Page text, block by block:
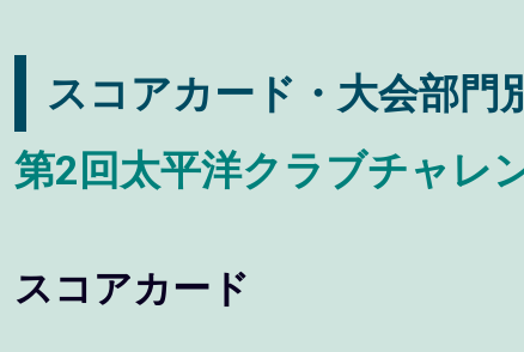
スコアカード・大会部門
第2回太平洋クラブチャレ
スコアカード